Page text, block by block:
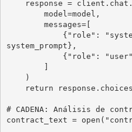
system_prompt},
# CADENA: Análisis de
contract_text =